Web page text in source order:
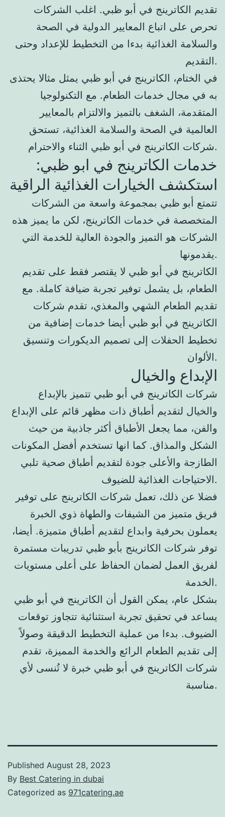
تقديم الكاترينج في أبو ظبي. اغلب الشركات
تحرص على اتباع المعايير الدولية في الصحة
والسلامة الغذائية بدءا من التخطيط للإعداد وحتى
التقديم.
في الختام، الكاترينج في أبو ظبي يمثل مثالا يحتذى
به في مجال خدمات الطعام. مع التكنولوجيا
المتقدمة، الشغف بالتميز والالتزام بالمعايير
العالمية في الصحة والسلامة الغذائية، تستحق
شركات الكاترينج في أبو ظبي الثناء والاحترام.
خدمات الكاترينج في ابو ظبي:
استكشف الخيارات الغذائية الراقية
تتمتع أبو ظبي بمجموعة واسعة من الشركات
المتخصصة في خدمات الكاترينج، لكن ما يميز هذه
الشركات هو التميز والجودة العالية للخدمة التي
يقدمونها.
الكاترينج في أبو ظبي لا يقتصر فقط على تقديم
الطعام، بل يشمل توفير تجربة ضيافة كاملة. مع
تقديم الطعام الشهي والمغذي، تقدم شركات
الكاترينج في أبو ظبي أيضا خدمات إضافية من
تخطيط الحفلات إلى تصميم الديكورات وتنسيق
الألوان.
الإبداع والخيال
شركات الكاترينج في أبو ظبي تتميز بالإبداع
والخيال لتقديم أطباق ذات مظهر قائم على الإبداع
والفن، مما يجعل الأطباق أكثر جاذبية من حيث
الشكل والمذاق. كما انها تستخدم أفضل المكونات
الطازجة والأعلى جودة لتقديم أطباق صحية تلبي
الاحتياجات الغذائية للضيوف.
فضلا عن ذلك، تعمل شركات الكاترينج على توفير
فريق متميز من الشيفات والطهاة ذوي الخبرة
يعملون بحرفية وابداع لتقديم أطباق متميزة. أيضا،
توفر شركات الكاترينج بأبو ظبي تدريبات مستمرة
لفريق العمل لضمان الحفاظ على أعلى مستويات
الخدمة.
بشكل عام، يمكن القول أن الكاترينج في أبو ظبي
يساعد في تحقيق تجربة استثنائية تتجاوز توقعات
الضيوف. بدءا من عملية التخطيط الدقيقة وصولاً
إلى تقديم الطعام الرائع والخدمة المميزة، تقدم
شركات الكاترينج في أبو ظبي خبرة لا تُنسى لأي
مناسبة.
Published August 28, 2023
By Best Catering in dubai
Categorized as 971catering.ae